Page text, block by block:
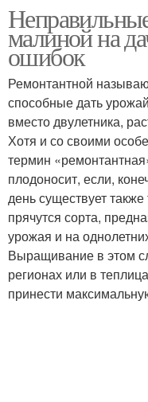
малиной на
ошибок
Ремонтантной
способные дать
вместо двулетника,
Хотя и со своими
термин
плодоносит, если,
день существует
прячутся сорта,
урожая и на
Выращивание в этом
регионах или в
принести